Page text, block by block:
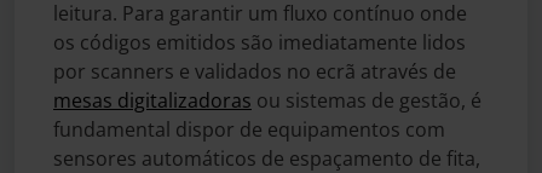
leitura. Para garantir um fluxo contínuo onde
os códigos emitidos são imediatamente lidos
por scanners e validados no ecrã através de
mesas digitalizadoras ou sistemas de gestão, é
fundamental dispor de equipamentos com
sensores automáticos de espaçamento de fita,